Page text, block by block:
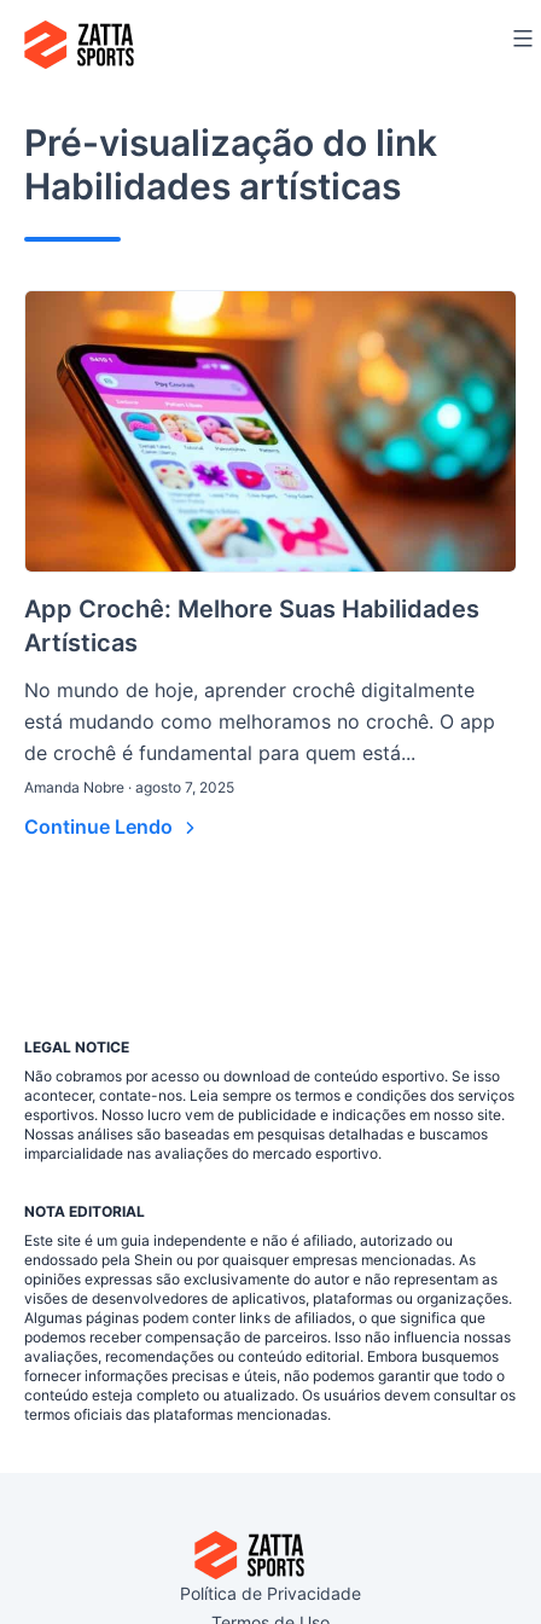
para
conteúdo
Pré-visualização do link
Habilidades artísticas
App Crochê: Melhore Suas Habilidades
Artísticas
No mundo de hoje, aprender crochê digitalmente
está mudando como melhoramos no crochê. O app
de crochê é fundamental para quem está...
Amanda Nobre · agosto 7, 2025
Continue Lendo
LEGAL NOTICE
Não cobramos por acesso ou download de conteúdo esportivo. Se isso
acontecer, contate-nos. Leia sempre os termos e condições dos serviços
esportivos. Nosso lucro vem de publicidade e indicações em nosso site.
Nossas análises são baseadas em pesquisas detalhadas e buscamos
imparcialidade nas avaliações do mercado esportivo.
NOTA EDITORIAL
Este site é um guia independente e não é afiliado, autorizado ou
endossado pela Shein ou por quaisquer empresas mencionadas. As
opiniões expressas são exclusivamente do autor e não representam as
visões de desenvolvedores de aplicativos, plataformas ou organizações.
Algumas páginas podem conter links de afiliados, o que significa que
podemos receber compensação de parceiros. Isso não influencia nossas
avaliações, recomendações ou conteúdo editorial. Embora busquemos
fornecer informações precisas e úteis, não podemos garantir que todo o
conteúdo esteja completo ou atualizado. Os usuários devem consultar os
termos oficiais das plataformas mencionadas.
Política de Privacidade